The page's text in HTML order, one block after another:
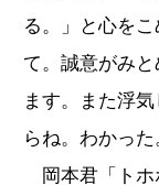
る。」と心を
て。誠意がみ
ます。また浮
らね。わかった
岡本君「トホ